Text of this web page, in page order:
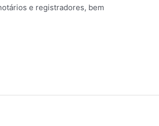
e registradores, bem